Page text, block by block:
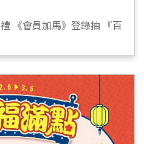
《會員加馬》登錄抽 『百